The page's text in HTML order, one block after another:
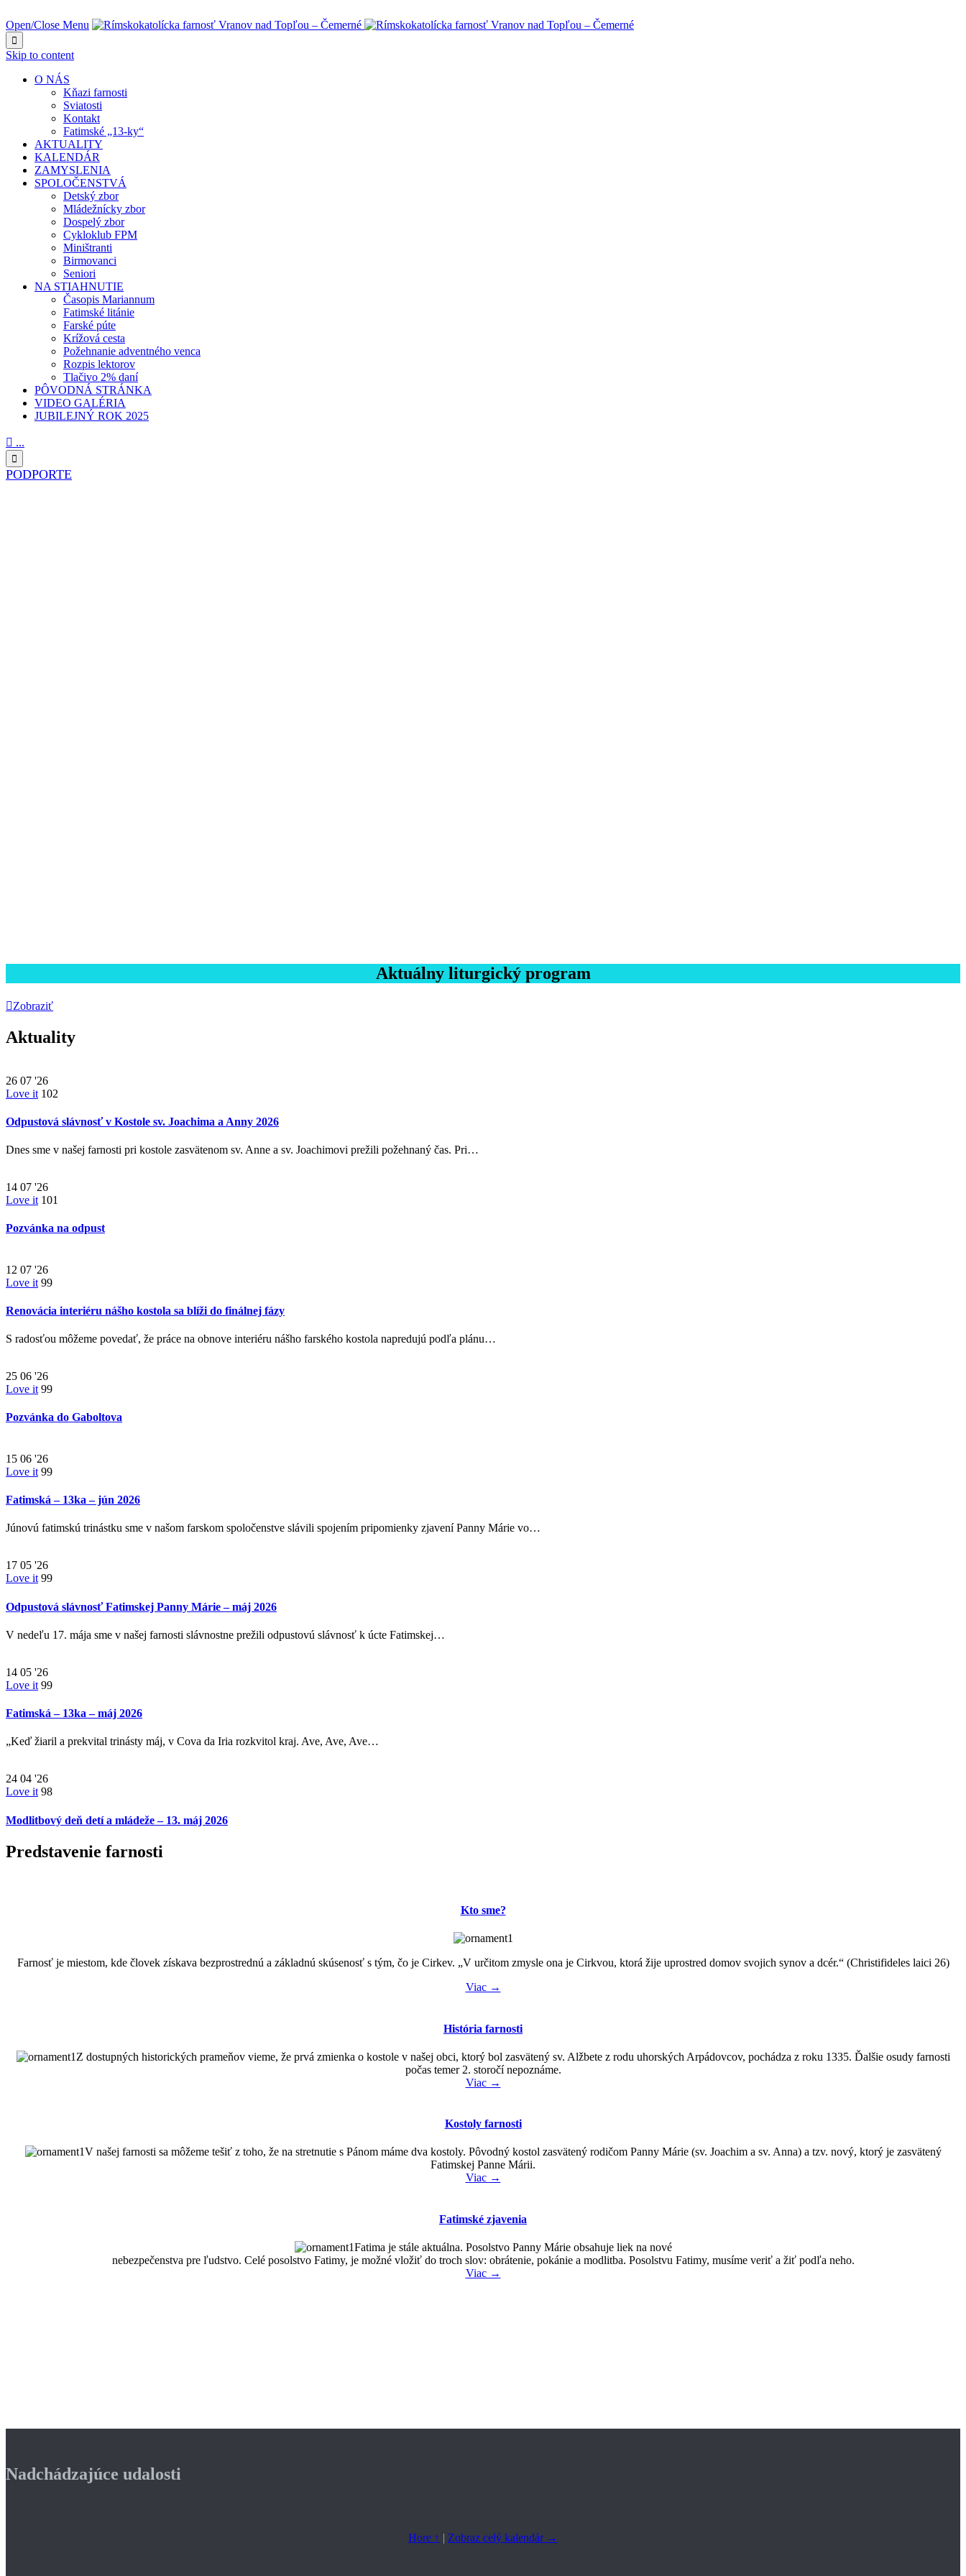
Open/Close Menu

Skip to content
O NÁS
Kňazi farnosti
Sviatosti
Kontakt
Fatimské „13-ky“
AKTUALITY
KALENDÁR
ZAMYSLENIA
SPOLOČENSTVÁ
Detský zbor
Mládežnícky zbor
Dospelý zbor
Cykloklub FPM
Miništranti
Birmovanci
Seniori
NA STIAHNUTIE
Časopis Mariannum
Fatimské litánie
Farské púte
Krížová cesta
Požehnanie adventného venca
Rozpis lektorov
Tlačivo 2% daní
PÔVODNÁ STRÁNKA
VIDEO GALÉRIA
JUBILEJNÝ ROK 2025
 ...

PODPORTE
Aktuálny liturgický program
Zobraziť
Aktuality
26 07 '26
Love it 102
Odpustová slávnosť v Kostole sv. Joachima a Anny 2026
Dnes sme v našej farnosti pri kostole zasvätenom sv. Anne a sv. Joachimovi prežili požehnaný čas. Pri…
14 07 '26
Love it 101
Pozvánka na odpust
12 07 '26
Love it 99
Renovácia interiéru nášho kostola sa blíži do finálnej fázy
S radosťou môžeme povedať, že práce na obnove interiéru nášho farského kostola napredujú podľa plánu…
25 06 '26
Love it 99
Pozvánka do Gaboltova
15 06 '26
Love it 99
Fatimská – 13ka – jún 2026
Júnovú fatimskú trinástku sme v našom farskom spoločenstve slávili spojením pripomienky zjavení Panny Márie vo…
17 05 '26
Love it 99
Odpustová slávnosť Fatimskej Panny Márie – máj 2026
V nedeľu 17. mája sme v našej farnosti slávnostne prežili odpustovú slávnosť k úcte Fatimskej…
14 05 '26
Love it 99
Fatimská – 13ka – máj 2026
„Keď žiaril a prekvital trinásty máj, v Cova da Iria rozkvitol kraj. Ave, Ave, Ave…
24 04 '26
Love it 98
Modlitbový deň detí a mládeže – 13. máj 2026
Predstavenie farnosti
Kto sme?
Farnosť je miestom, kde človek získava bezprostrednú a základnú skúsenosť s tým, čo je Cirkev. „V určitom zmysle ona je Cirkvou, ktorá žije uprostred domov svojich synov a dcér.“ (Christifideles laici 26)
Viac →
História farnosti
Z dostupných historických prameňov vieme, že prvá zmienka o kostole v našej obci, ktorý bol zasvätený sv. Alžbete z rodu uhorských Arpádovcov, pochádza z roku 1335. Ďalšie osudy farnosti
počas temer 2. storočí nepoznáme.
Viac →
Kostoly farnosti
V našej farnosti sa môžeme tešiť z toho, že na stretnutie s Pánom máme dva kostoly. Pôvodný kostol zasvätený rodičom Panny Márie (sv. Joachim a sv. Anna) a tzv. nový, ktorý je zasvätený
Fatimskej Panne Márii.
Viac →
Fatimské zjavenia
Fatima je stále aktuálna. Posolstvo Panny Márie obsahuje liek na nové
nebezpečenstva pre ľudstvo. Celé posolstvo Fatimy, je možné vložiť do troch slov: obrátenie, pokánie a modlitba. Posolstvu Fatimy, musíme veriť a žiť podľa neho.
Viac →
Nadchádzajúce udalosti
Hore ↑ | Zobraz celý kalendár →